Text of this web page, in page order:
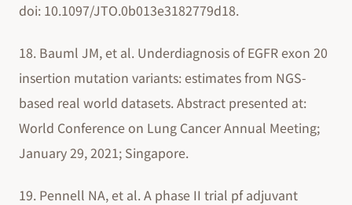
doi: 10.1097/JTO.0b013e3182779d18.
18. Bauml JM, et al. Underdiagnosis of EGFR exon 20
insertion mutation variants: estimates from NGS-
based real world datasets. Abstract presented at:
World Conference on Lung Cancer Annual Meeting;
January 29, 2021; Singapore.
19. Pennell NA, et al. A phase II trial pf adjuvant